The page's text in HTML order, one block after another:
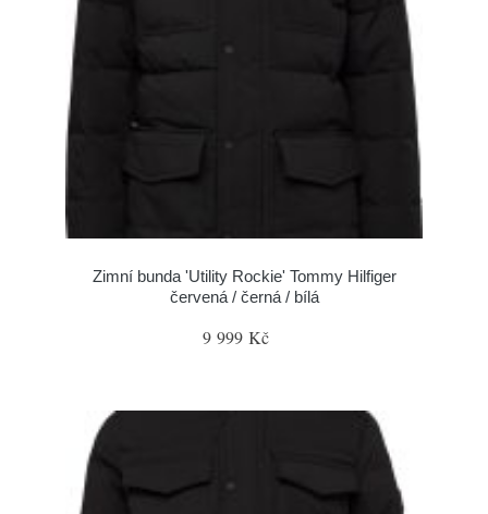
Zimní bunda 'Utility Rockie' Tommy Hilfiger
červená / černá / bílá
9 999 Kč